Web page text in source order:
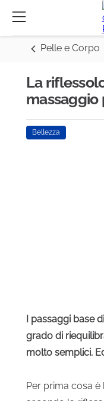
Pelle e Corpo
La
Bellezza
I passaggi base
grado di
molto semplici.
Per prima cosa è